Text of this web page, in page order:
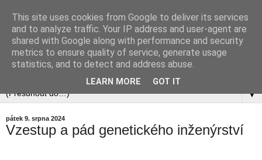
▼
pátek 9. srpna 2024
Vzestup a pád genetického inženýrství
This site uses cookies from Google to deliver its services
and to analyze traffic. Your IP address and user-agent are
shared with Google along with performance and security
metrics to ensure quality of service, generate usage
statistics, and to detect and address abuse.
LEARN MORE GOT IT